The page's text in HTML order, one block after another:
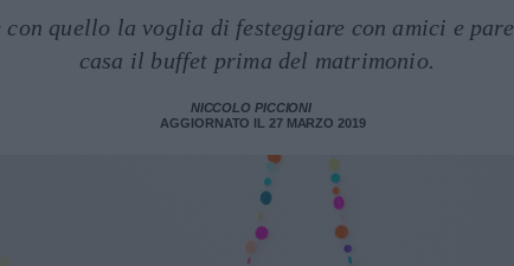
quello la voglia di festeggiare con amici e
casa il buffet prima del matrimonio.
NICCOLO PICCIONI
AGGIORNATO IL 27 MARZO 2019